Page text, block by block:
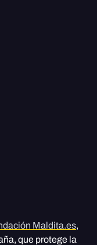
Maldita.es,
que protege la